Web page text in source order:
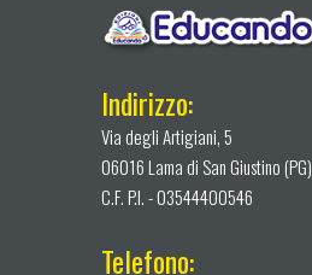
Indirizzo:
Via degli Artigiani, 5
06016 Lama di San Giustino (PG)
C.F. P.I. - 03544400546
Telefono: